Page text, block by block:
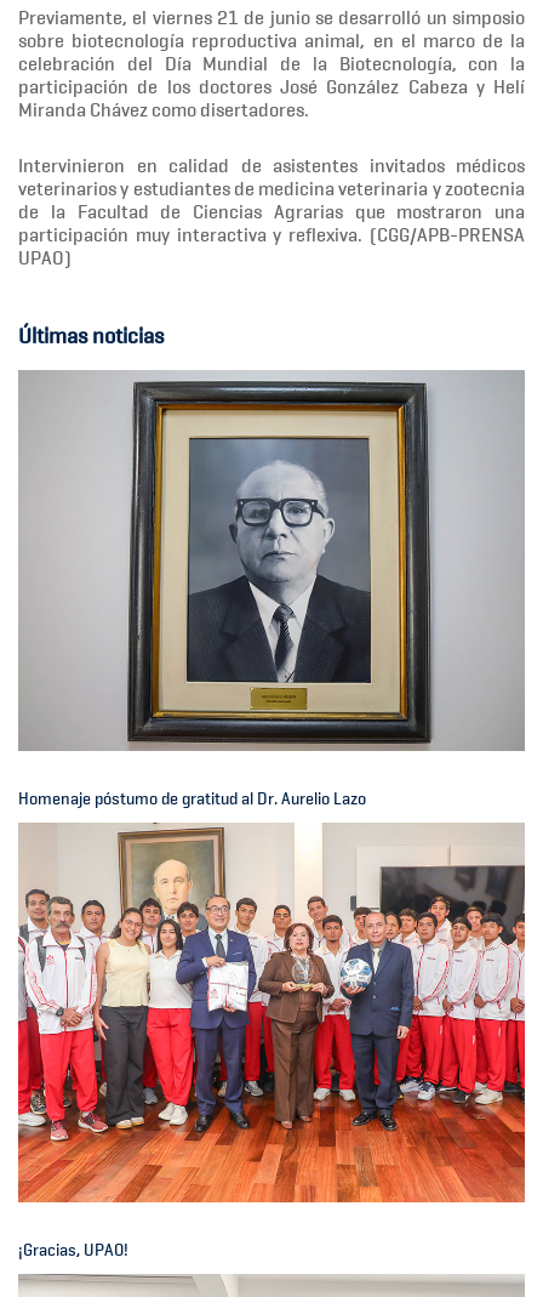
Previamente, el viernes 21 de junio se desarrolló un simposio
sobre biotecnología reproductiva animal, en el marco de la
celebración del Día Mundial de la Biotecnología, con la
participación de los doctores José González Cabeza y Helí
Miranda Chávez como disertadores.
Intervinieron en calidad de asistentes invitados médicos
veterinarios y estudiantes de medicina veterinaria y zootecnia
de la Facultad de Ciencias Agrarias que mostraron una
participación muy interactiva y reflexiva. (CGG/APB-PRENSA
UPAO)
Últimas noticias
Homenaje póstumo de gratitud al Dr. Aurelio Lazo
¡Gracias, UPAO!